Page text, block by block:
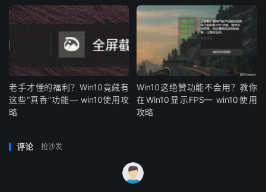
老手才懂的福利？Win10竟藏有
这些“真香”功能— win10使用攻
略
Win10这绝赞功能不会用？教你
在Win10显示FPS— win10使用
攻略
评论 抢沙发